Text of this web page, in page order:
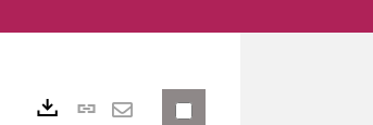
Lien